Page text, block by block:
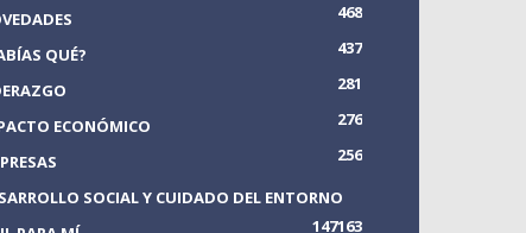
468
QUÉ?
437
281
ECONÓMICO
276
256
SOCIAL Y CUIDADO DEL ENTORNO
163
147